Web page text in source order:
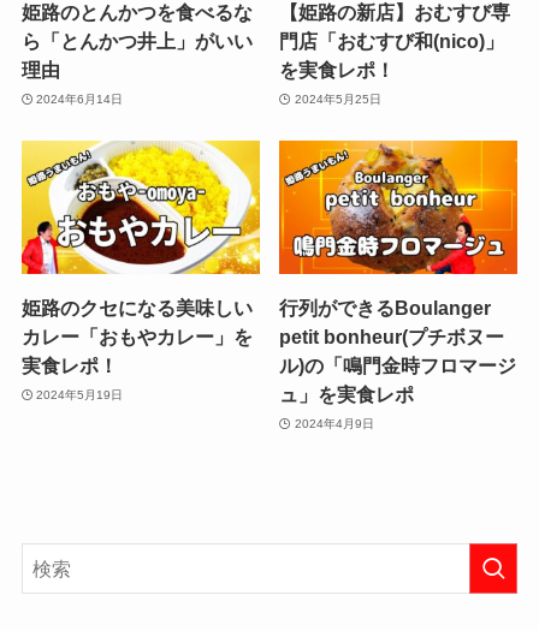
姫路のとんかつを食べるな
ら「とんかつ井上」がいい
理由
2024年6月14日
【姫路の新店】おむすび専
門店「おむすび和(nico)」
を実食レポ！
2024年5月25日
姫路のクセになる美味しい
カレー「おもやカレー」を
実食レポ！
2024年5月19日
行列ができるBoulanger
petit bonheur(プチボヌー
ル)の「鳴門金時フロマージ
ュ」を実食レポ
2024年4月9日